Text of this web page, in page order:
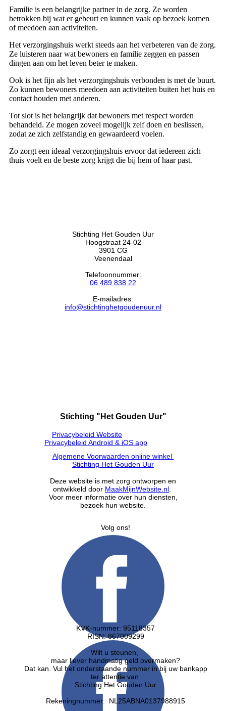
Familie is een belangrijke partner in de zorg. Ze worden
betrokken bij wat er gebeurt en kunnen vaak op bezoek komen
of meedoen aan activiteiten.
Het verzorgingshuis werkt steeds aan het verbeteren van de zorg.
Ze luisteren naar wat bewoners en familie zeggen en passen
dingen aan om het leven beter te maken.
Ook is het fijn als het verzorgingshuis verbonden is met de buurt.
Zo kunnen bewoners meedoen aan activiteiten buiten het huis en
contact houden met anderen.
Tot slot is het belangrijk dat bewoners met respect worden
behandeld. Ze mogen zoveel mogelijk zelf doen en beslissen,
zodat ze zich zelfstandig en gewaardeerd voelen.
Zo zorgt een ideaal verzorgingshuis ervoor dat iedereen zich
thuis voelt en de beste zorg krijgt die bij hem of haar past.
Stichting Het Gouden Uur
Hoogstraat 24-02
3901 CG
Veenendaal
Telefoonnummer:
06 489 838 22
E-mailadres:
info@stichtinghetgoudenuur.nl
Stichting "Het Gouden Uur"
Privacybeleid Website
Privacybeleid Android & iOS app
Algemene Voorwaarden online winkel
Stichting Het Gouden Uur
Deze website is met zorg ontworpen en
ontwikkeld door MaakMijnWebsite.nl
Voor meer informatie over hun diensten,
bezoek hun website.
Volg ons!
KVK-nummer: 95118357
RISN: ​867009299
Wilt u steunen,
maar liever handmatig geld overmaken?
Dat kan. Vul het onderstaande nummer in bij uw bankapp
ter attentie van
Stichting Het Gouden Uur
Rekeningnummer: NL25ABNA0137988915